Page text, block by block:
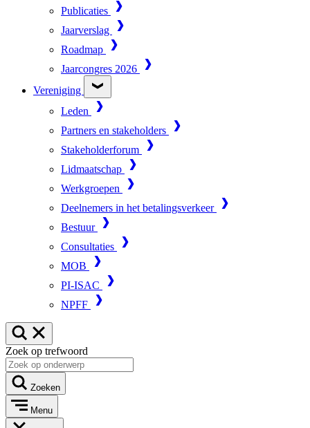
Publicaties
Jaarverslag
Roadmap
Jaarcongres 2026
Vereniging
Leden
Partners en stakeholders
Stakeholderforum
Lidmaatschap
Werkgroepen
Deelnemers in het betalingsverkeer
Bestuur
Consultaties
MOB
PI-ISAC
NPFF
Zoek op trefwoord
Zoeken
Menu